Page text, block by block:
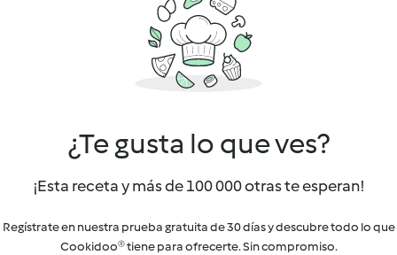
¿Te gusta lo que ves?
¡Esta receta y más de 100 000 otras te esperan!
Regístrate en nuestra prueba gratuita de 30 días y descubre todo lo que
Cookidoo® tiene para ofrecerte. Sin compromiso.